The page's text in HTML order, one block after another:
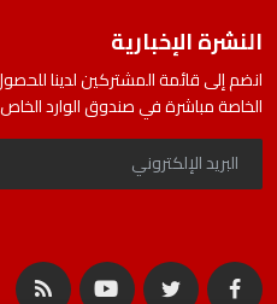
النشرة الإخبارية
انضم إلى قائمة المشتركين لدينا
الخاصة مباشرة في صندوق الوارد